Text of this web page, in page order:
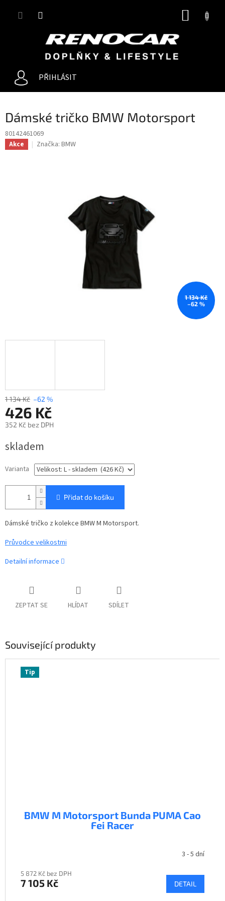
PŘIHLÁSIT
Dámské tričko BMW Motorsport
80142461069
Akce Značka: BMW
1 134 Kč
–62 %
1 134 Kč –62 %
426 Kč
352 Kč bez DPH
cena:
skladem
Varianta
Přidat do košíku
Dámské tričko z kolekce BMW M Motorsport.
Průvodce velikostmi
Detailní informace
ZEPTAT SE HLÍDAT SDÍLET
Související produkty
Tip
BMW M Motorsport Bunda PUMA Cao
Fei Racer
3 - 5 dní
5 872 Kč bez DPH
7 105 Kč DETAIL